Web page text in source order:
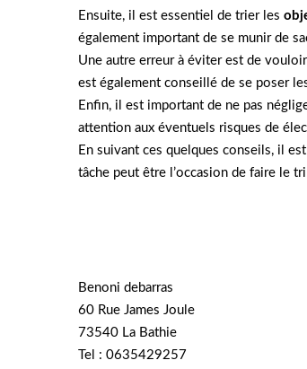
Ensuite, il est essentiel de trier les
également important de se munir de
Une autre erreur à éviter est de
est également conseillé de se poser
Enfin, il est important de ne pas
attention aux éventuels risques de
En suivant ces quelques conseils, il
tâche peut être l’occasion de faire le
Benoni debarras
60 Rue James Joule
73540 La Bathie
Tel : 0635429257